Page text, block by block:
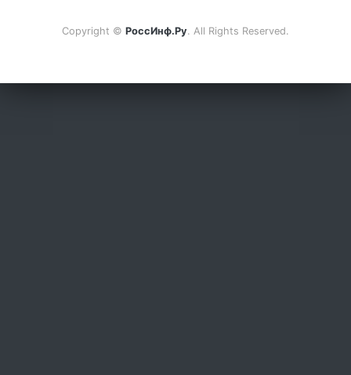
Copyright © РоссИнф.Ру. All Rights Reserved.